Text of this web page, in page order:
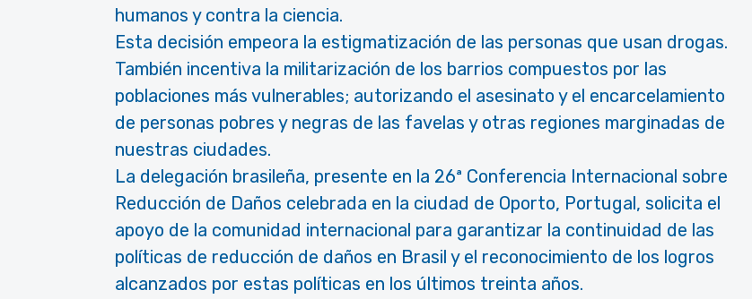
humanos y contra la ciencia.
Esta decisión empeora la estigmatización de las personas que usan drogas.
También incentiva la militarización de los barrios compuestos por las
poblaciones más vulnerables; autorizando el asesinato y el encarcelamiento
de personas pobres y negras de las favelas y otras regiones marginadas de
nuestras ciudades.
La delegación brasileña, presente en la 26ª Conferencia Internacional sobre
Reducción de Daños celebrada en la ciudad de Oporto, Portugal, solicita el
apoyo de la comunidad internacional para garantizar la continuidad de las
políticas de reducción de daños en Brasil y el reconocimiento de los logros
alcanzados por estas políticas en los últimos treinta años.